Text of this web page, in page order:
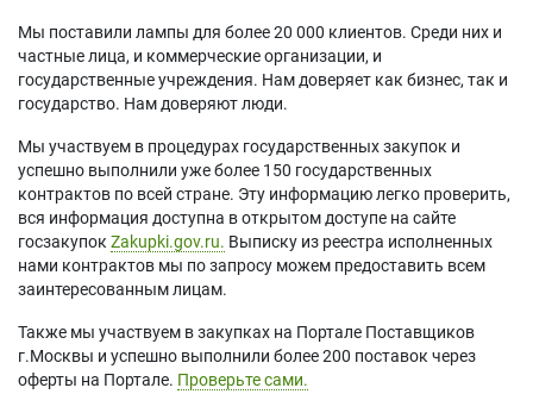
Мы поставили лампы для более 20 000 клиентов. Среди них и
частные лица, и коммерческие организации, и
государственные учреждения. Нам доверяет как бизнес, так и
государство. Нам доверяют люди.
Мы участвуем в процедурах государственных закупок и
успешно выполнили уже более 150 государственных
контрактов по всей стране. Эту информацию легко проверить,
вся информация доступна в открытом доступе на сайте
госзакупок Zakupki.gov.ru. Выписку из реестра исполненных
нами контрактов мы по запросу можем предоставить всем
заинтересованным лицам.
Также мы участвуем в закупках на Портале Поставщиков
г.Москвы и успешно выполнили более 200 поставок через
оферты на Портале. Проверьте сами.